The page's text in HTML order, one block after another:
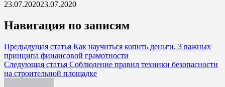
23.07.202023.07.2020
Навигация по записям
Предыдущая статья Как научиться копить деньги. 3 важных
принципа финансовой грамотности
Следующая статья Соблюдение правил техники безопасности
на строительной площадке